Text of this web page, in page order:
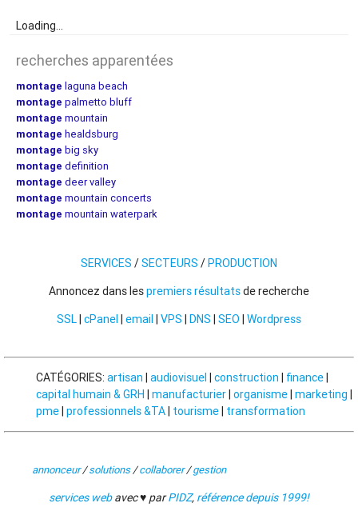
Loading...
recherches apparentées
montage laguna beach
montage palmetto bluff
montage mountain
montage healdsburg
montage big sky
montage definition
montage deer valley
montage mountain concerts
montage mountain waterpark
SERVICES /SECTEURS /PRODUCTION
Annoncez dans lespremiers résultatsde recherche
SSL| cPanel | email | VPS | DNS | SEO | Wordpress
CATÉGORIES: artisan | audiovisuel | construction | finance|
capital humain & GRH | manufacturier| organisme| marketing |
pme| professionnels &TA| tourisme| transformation
annonceur/solutions/collaborer/gestion
services webavec ♥ parPIDZ, référence depuis 1999!